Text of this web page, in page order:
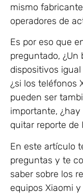
mismo
operadores de
Es por eso que
preguntado, ¿Un
dispositivos
¿si los teléfonos
pueden ser
importante,
quitar reporte de
En este artículo
preguntas y te
saber sobre los
equipos Xiaomi